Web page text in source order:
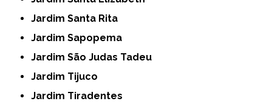
Jardim Santa Rita
Jardim Sapopema
Jardim São Judas Tadeu
Jardim Tijuco
Jardim Tiradentes